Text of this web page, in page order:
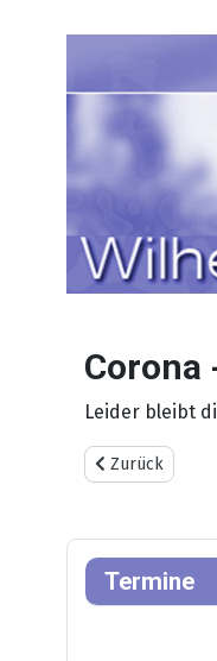
Corona
Leider bleibt
Vorheriger
Zurück
Termine